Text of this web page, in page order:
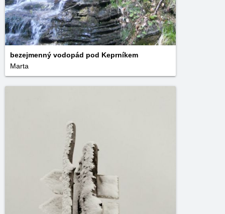
bezejmenný vodopád pod Keprníkem
Marta